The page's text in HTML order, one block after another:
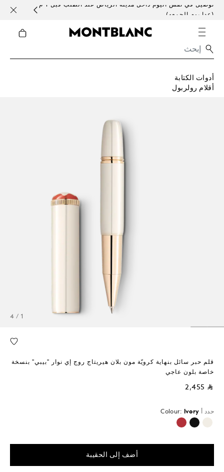
توصيل في نفس اليوم داخل مدينة الرياض عند الطلب قبل 1 م
(عدا يوم الجمعه)
أدوات الكتابة
أقلام رولربول
1 / 4
قلم حبر سائل بنهاية كرويّة مون بلان هيريتاج روج إي نوار "بيبي" بنسخة
خاصة بلون عاجي
⃁ 2,455
حدد أ Colour: Ivory
محدد
أضف إلى الحقيبة